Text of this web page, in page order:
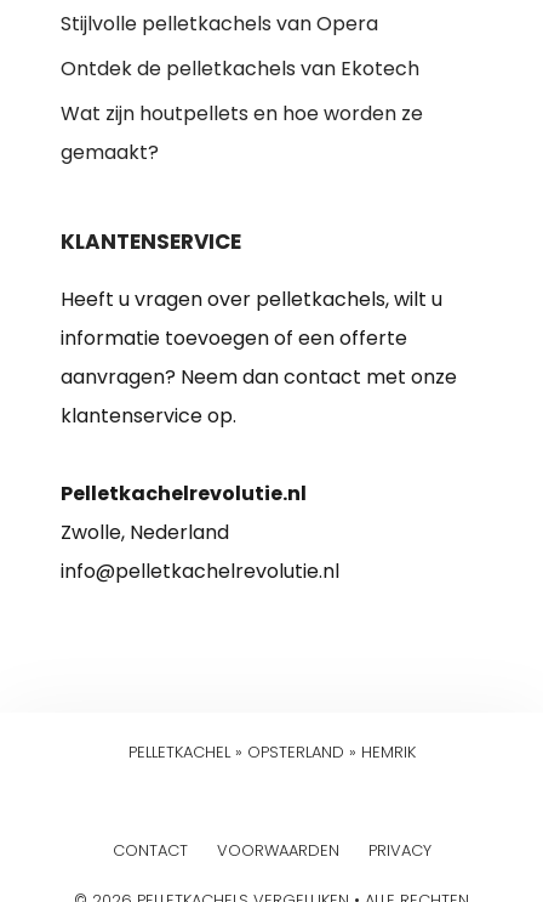
Stijlvolle pelletkachels van Opera
Ontdek de pelletkachels van Ekotech
Wat zijn houtpellets en hoe worden ze
gemaakt?
KLANTENSERVICE
Heeft u vragen over pelletkachels, wilt u
informatie toevoegen of een offerte
aanvragen? Neem dan contact met onze
klantenservice op.
Pelletkachelrevolutie.nl
Zwolle, Nederland
info@pelletkachelrevolutie.nl
PELLETKACHEL» OPSTERLAND » HEMRIK
CONTACT VOORWAARDEN PRIVACY